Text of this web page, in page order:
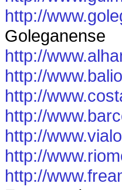
http://
Goleganense
http://
http://
http://
http://
http://
http://
http://